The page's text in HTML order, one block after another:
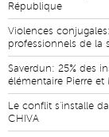
République
Violences
professionnels de la
Saverdun: 25% des
élémentaire Pierre et
Le conflit s'installe
CHIVA